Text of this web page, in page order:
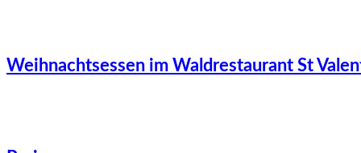
Weihnachtsessen im Waldrestaurant St